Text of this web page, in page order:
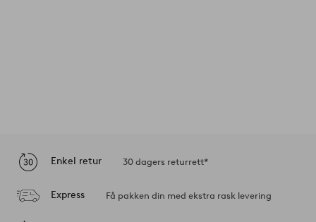
Enkel retur 30 dagers returrett*
Express Få pakken din med ekstra rask levering